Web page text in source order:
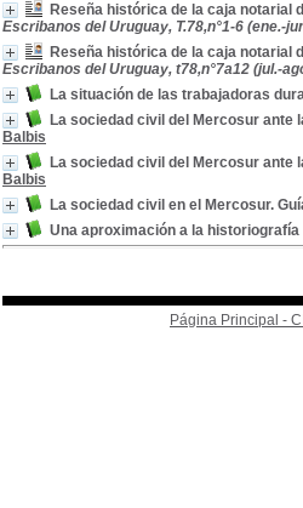
Reseña histórica de la caja notarial
Escribanos del Uruguay, T.78,n°1-6 (ene.-
Reseña histórica de la caja notarial
Escribanos del Uruguay, t78,n°7a12 (jul.-
La situación de las trabajadoras
La sociedad civil del Mercosur ante
Balbis
La sociedad civil del Mercosur ante
Balbis
La sociedad civil en el Mercosur.
Una aproximación a la
Página Principal -